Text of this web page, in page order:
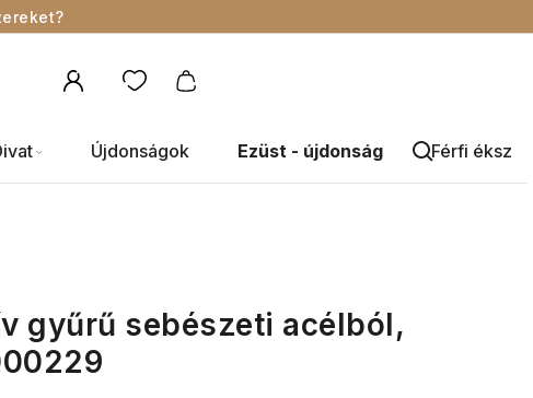
Újdonságok Ezüst - újdonság Férfi
gyűrű sebészeti acélból,